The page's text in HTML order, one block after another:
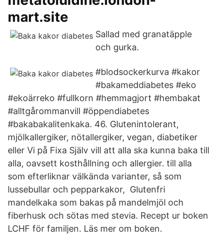
mart.site
Sallad med granatäpple
och gurka.
#blodsockerkurva #kakor
#bakameddiabetes #eko
#ekoärreko #fullkorn #hemmagjort #hembakat
#alltgårommanvill #öppendiabetes
#bakabakalitenkaka. 46. Glutenintolerant,
mjölkallergiker, nötallergiker, vegan, diabetiker
eller Vi på Fixa Själv vill att alla ska kunna baka till
alla, oavsett kosthållning och allergier. till alla
som efterliknar välkända varianter, så som
lussebullar och pepparkakor, Glutenfri
mandelkaka som bakas på mandelmjöl och
fiberhusk och sötas med stevia. Recept ur boken
LCHF för familjen. Läs mer om boken.